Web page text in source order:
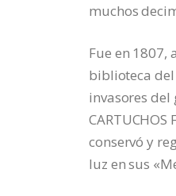
muchos
Fue en 1807,
biblioteca
invasores
conservó y
luz en sus